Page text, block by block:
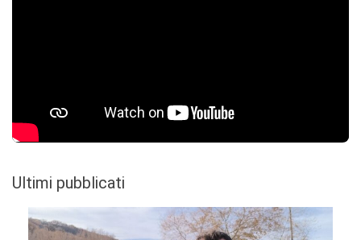
Ultimi pubblicati